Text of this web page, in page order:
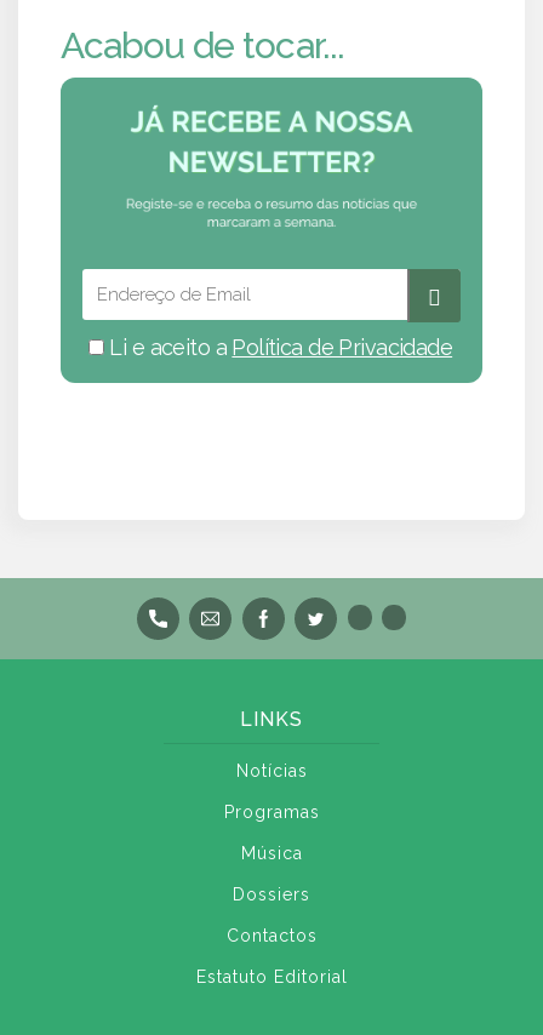
Acabou de tocar...
Li e aceito a Política de Privacidade
LINKS
Notícias
Programas
Música
Dossiers
Contactos
Estatuto Editorial